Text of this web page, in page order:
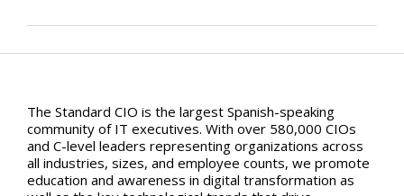
The Standard CIO is the largest Spanish-speaking
community of IT executives. With over 580,000 CIOs
and C-level leaders representing organizations across
all industries, sizes, and employee counts, we promote
education and awareness in digital transformation as